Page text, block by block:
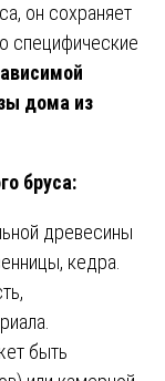
он сохраняет
специфические
дома из
бруса:
древесины
кедра.
быть